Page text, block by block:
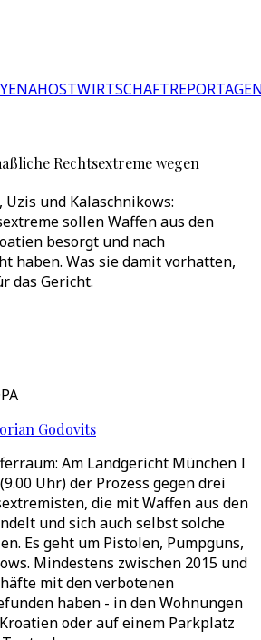
NAHOSTWIRTSCHAFT
Rechtsextreme wegen
und Kalaschnikows:
sollen Waffen aus den
besorgt und nach
haben. Was sie damit vorhatten,
das Gericht.
Godovits
Am Landgericht München I
Uhr) der Prozess gegen drei
die mit Waffen aus den
und sich auch selbst solche
Es geht um Pistolen, Pumpguns,
Mindestens zwischen 2015 und
mit den verbotenen
haben - in den Wohnungen
oder auf einem Parkplatz